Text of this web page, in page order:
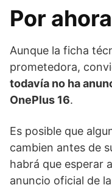
Por
Aunque la ficha
prometedora,
todavía no ha
OnePlus 16.
Es posible que
cambien antes de
habrá que esperar
anuncio oficial de